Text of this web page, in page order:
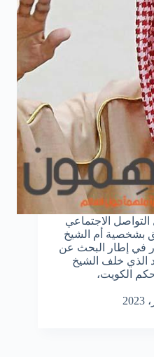
الاجتماعي
بشخصية أم الشيخ
في إطار البحث عن
الذي خلف الشيخ
الكويت،